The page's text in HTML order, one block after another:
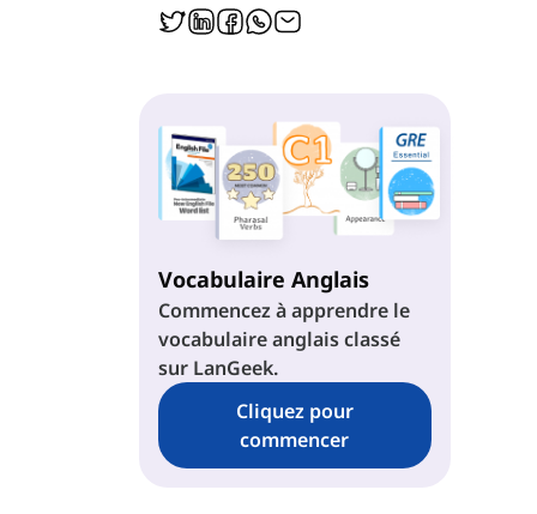
Vocabulaire Anglais
Commencez à apprendre le
vocabulaire anglais classé
sur LanGeek.
Cliquez pour
commencer